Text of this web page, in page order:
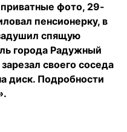
фото, 29-
пенсионерку, в
спящую
города Радужный
своего соседа
диск. Подробности